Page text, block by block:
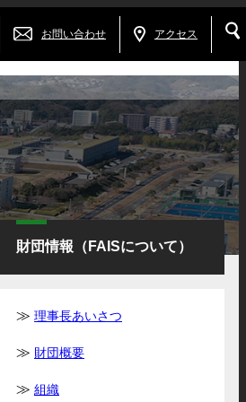
お問い合わせ アクセス
財団情報（FAISについて）
理事長あいさつ
財団概要
組織